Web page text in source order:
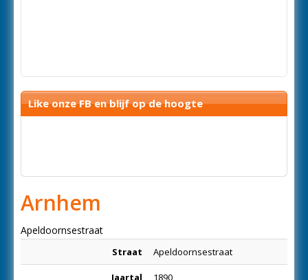
Like onze FB en blijf op de hoogte
Arnhem
Apeldoornsestraat
Straat Apeldoornsestraat
Jaartal 1890